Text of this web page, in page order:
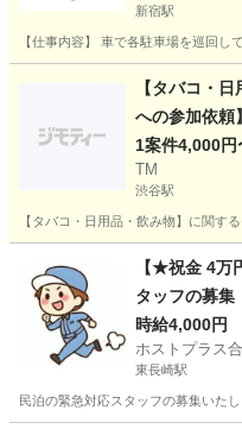
新宿駅
【仕事内容】 車で各駐車場を巡回
新宿駅 そ
【タバコ・
への参加依頼】
1案件4,000円
TM
渋谷駅
【タバコ・日用品・飲み物】に関す
渋谷駅 そ
【★祝金 4万
タッフの募集
時給4,000円
ホストプラス
東長崎駅
民泊の緊急対応スタッフの募集いた